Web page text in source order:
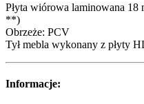
Płyta wiórowa laminowana 18
**)
Obrzeże: PCV
Tył mebla wykonany z płyty
Informacje: